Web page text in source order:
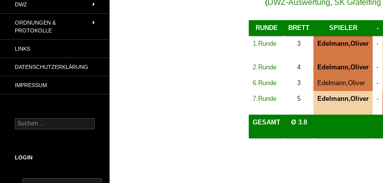
( DWZ-Auswertung, SK Gräfelfing II
RUNDE BRETT SPIELER -
1.Runde 3 Edelmann,Oliver -
2.Runde 4 Edelmann,Oliver -
6.Runde 3 Edelmann,Oliver -
7.Runde 5 Edelmann,Oliver -
GESAMT Ø 3.8
DWZ
ORDNUNGEN &
PROTOKOLLE
LINKS
DATENSCHUTZERKLÄRUNG
IMPRESSUM
Suchen
nach:
LOGIN